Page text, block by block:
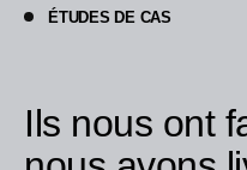
ÉTUDES DE CAS
Ils nous ont